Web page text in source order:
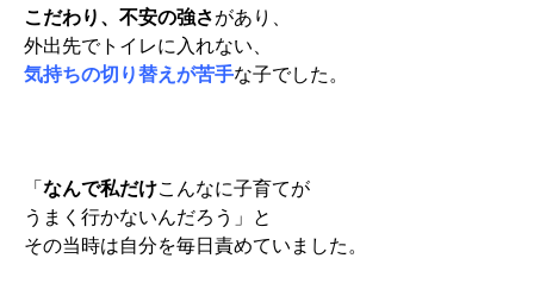
こだわり、不安の強さがあり、
外出先でトイレに入れない、
気持ちの切り替えが苦手な子でした。
「 なんで私だけこんなに子育てが
うまく行かないんだろう」と
その当時は自分を毎日責めていました。